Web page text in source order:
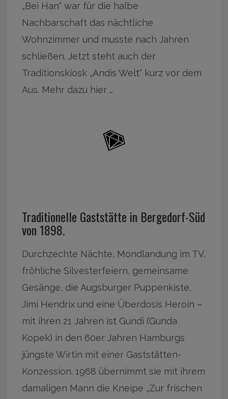
„Bei Han“ war für die halbe
Nachbarschaft das nächtliche
Wohnzimmer und musste nach Jahren
schließen. Jetzt steht auch der
Traditionskiosk „Andis Welt“ kurz vor dem
Aus. Mehr dazu hier …
Traditionelle Gaststätte in Bergedorf-Süd
von 1898.
Durchzechte Nächte, Mondlandung im TV,
fröhliche Silvesterfeiern, gemeinsame
Gesänge, die Augsburger Puppenkiste,
Jimi Hendrix und eine Überdosis Heroin –
mit ihren 21 Jahren ist Gundi (Gunda
Kopek) in den 60er Jahren Hamburgs
jüngste Wirtin mit einer Gaststätten-
Konzession. 1968 übernimmt sie mit ihrem
damaligen Mann die Kneipe „Zur frischen